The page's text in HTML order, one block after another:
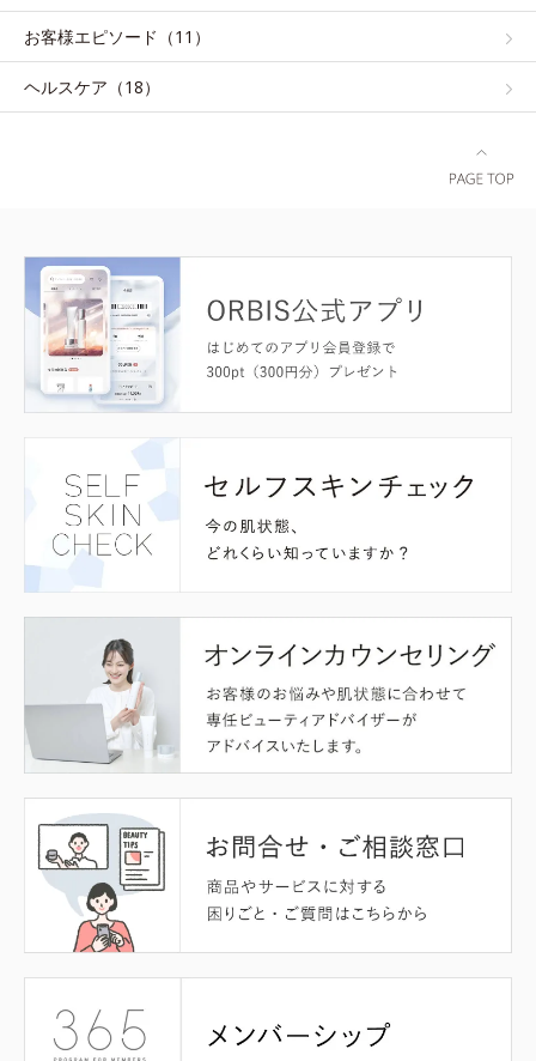
お客様エピソード（11）
ヘルスケア（18）